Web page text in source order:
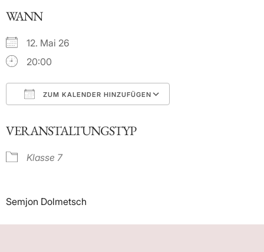
WANN
12. Mai 26
20:00
ZUM KALENDER HINZUFÜGEN
VERANSTALTUNGSTYP
Klasse 7
Semjon Dolmetsch